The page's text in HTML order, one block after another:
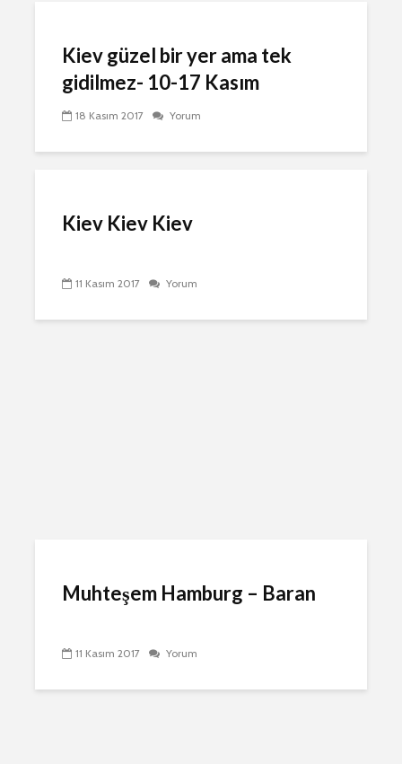
Kiev güzel bir yer ama tek
gidilmez- 10-17 Kasım
18 Kasım 2017 Yorum
Kiev Kiev Kiev
11 Kasım 2017 Yorum
Muhteşem Hamburg – Baran
11 Kasım 2017 Yorum